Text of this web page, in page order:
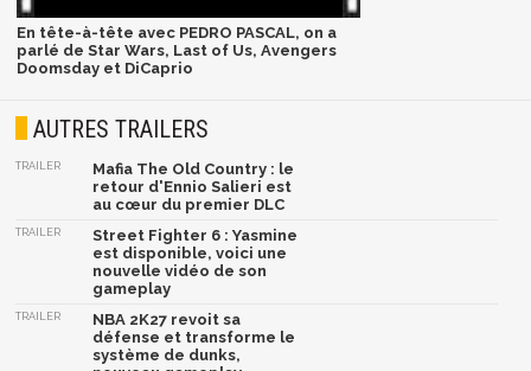
En tête-à-tête avec PEDRO PASCAL, on a
parlé de Star Wars, Last of Us, Avengers
Doomsday et DiCaprio
AUTRES TRAILERS
TRAILER
Mafia The Old Country : le
retour d'Ennio Salieri est
au cœur du premier DLC
TRAILER
Street Fighter 6 : Yasmine
est disponible, voici une
nouvelle vidéo de son
gameplay
TRAILER
NBA 2K27 revoit sa
défense et transforme le
système de dunks,